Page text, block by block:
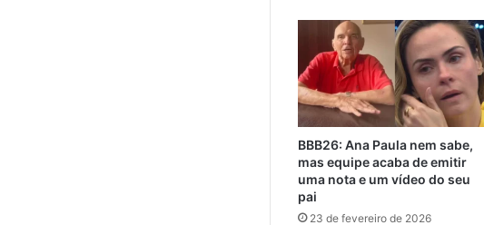
BBB26: Ana Paula nem sabe,
mas equipe acaba de emitir
uma nota e um vídeo do seu
pai
23 de fevereiro de 2026